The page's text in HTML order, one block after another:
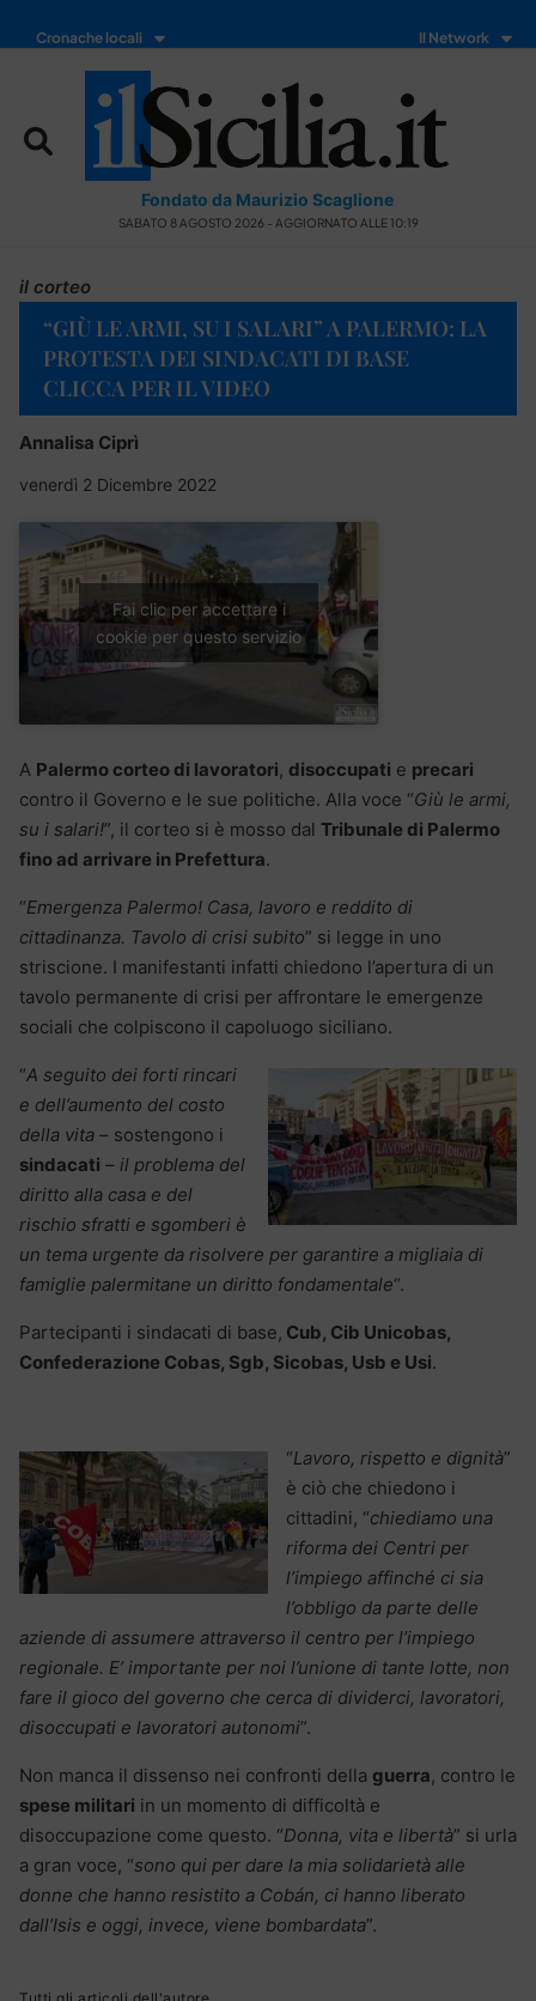
Cronache locali Il Network
Fondato da Maurizio Scaglione
SABATO 8 AGOSTO 2026 - AGGIORNATO ALLE 10:19
il corteo
“GIÙ LE ARMI, SU I SALARI” A PALERMO: LA
PROTESTA DEI SINDACATI DI BASE
CLICCA PER IL VIDEO
Annalisa Ciprì
venerdì 2 Dicembre 2022
Fai clic per accettare i
cookie per questo servizio
A Palermo corteo di lavoratori, disoccupati e precari
contro il Governo e le sue politiche. Alla voce “Giù le armi,
su i salari!”, il corteo si è mosso dal Tribunale di Palermo
fino ad arrivare in Prefettura.
“Emergenza Palermo! Casa, lavoro e reddito di
cittadinanza. Tavolo di crisi subito” si legge in uno
striscione. I manifestanti infatti chiedono l’apertura di un
tavolo permanente di crisi per affrontare le emergenze
sociali che colpiscono il capoluogo siciliano.
“A seguito dei forti rincari
e dell’aumento del costo
della vita – sostengono i
sindacati – il problema del
diritto alla casa e del
rischio sfratti e sgomberi è
un tema urgente da risolvere per garantire a migliaia di
famiglie palermitane un diritto fondamentale“.
Partecipanti i sindacati di base, Cub, Cib Unicobas,
Confederazione Cobas, Sgb, Sicobas, Usb e Usi.
“Lavoro, rispetto e dignità”
è ciò che chiedono i
cittadini, “chiediamo una
riforma dei Centri per
l’impiego affinché ci sia
l’obbligo da parte delle
aziende di assumere attraverso il centro per l’impiego
regionale. E’ importante per noi l’unione di tante lotte, non
fare il gioco del governo che cerca di dividerci, lavoratori,
disoccupati e lavoratori autonomi”.
Non manca il dissenso nei confronti della guerra, contro le
spese militari in un momento di difficoltà e
disoccupazione come questo. “Donna, vita e libertà” si urla
a gran voce, “sono qui per dare la mia solidarietà alle
donne che hanno resistito a Cobán, ci hanno liberato
dall’Isis e oggi, invece, viene bombardata”.